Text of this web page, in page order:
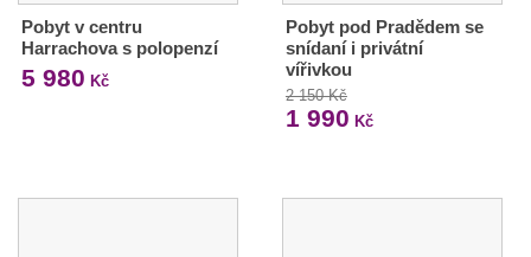
Pobyt v centru
Harrachova s polopenzí
5 980 Kč
Pobyt pod Pradědem se
snídaní i privátní
vířivkou
2 150 Kč
1 990 Kč